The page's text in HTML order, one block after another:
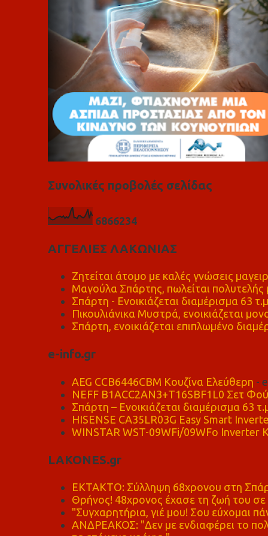
Συνολικές προβολές σελίδας
6866234
ΑΓΓΕΛΙΕΣ ΛΑΚΩΝΙΑΣ
Ζητείται άτομο με καλές γνώσεις
Μαγούλα Σπάρτης, πωλείται πολυτελής
Σπάρτη - Ενοικιάζεται διαμέρισμα 63 τ.μ
Πικουλιάνικα Μυστρά, ενοικιάζεται
Σπάρτη, ενοικιάζεται επιπλωμένο
e-info.gr
AEG CCB6446CBM Κουζίνα Ελεύθερη -
NEFF B1ACC2AN3+T16SBF1L0 Σετ
Σπάρτη – Ενοικιάζεται διαμέρισμα 63
HISENSE CA35LR03G Easy Smart
WINSTAR WST-09WFi/09WFo Inverter
LAKONES.gr
ΕΚΤΑΚΤΟ: Σύλληψη 68χρονου στη
Θρήνος! 48χρονος έχασε τη ζωή του
"Συγχαρητήρια, γιέ μου! Σου εύχομαι
ΑΝΔΡΕΑΚΟΣ: "Δεν με ενδιαφέρει το